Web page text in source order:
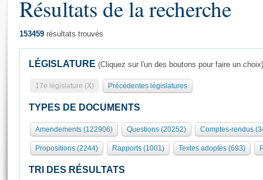
Présidence
577 députés
Groupes politiques
Séance publique
Commissions et autres organes
Europe et International
Rôle et pouvoirs de l'Assemblée
Organisation de l'Assemblée
Présidence Conférence des Présidents Bureau Collège des
Visiter l'Assemblée
Visite virtuelle du palais Bourbon
Assister à une séance
Résultats de la recherche
153459 résultats trouvés
LÉGISLATURE (Cliquez sur l'un des boutons pour faire un choix)
17e législature (X) Précédentes législatures
TYPES DE DOCUMENTS
Amendements (122906) Questions (20252) Comptes-rendus
Propositions (2244) Rapports (1001) Textes adoptés (693)
TRI DES RÉSULTATS